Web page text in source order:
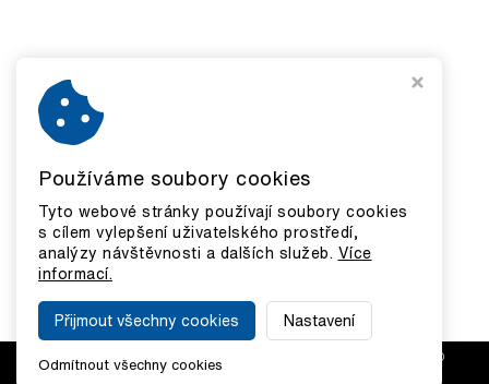
ODSTOUPIT OD
Používáme soubory cookies
Tyto webové stránky používají soubory cookies
s cílem vylepšení uživatelského prostředí,
analýzy návštěvnosti a dalších služeb. Více
informací.
Přijmout všechny cookies Nastavení
Odmítnout všechny cookies